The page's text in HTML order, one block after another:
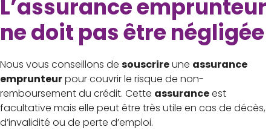
L’assurance emprunteur
ne doit pas être négligée
Nous vous conseillons de souscrireune assurance
emprunteurpour couvrir le risque de non-
remboursement du crédit. Cette assuranceest
facultative mais elle peut être très utile en cas de décès,
d’invalidité ou de perte d’emploi.